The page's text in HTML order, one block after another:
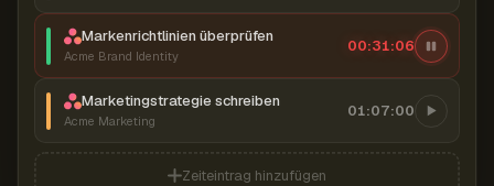
Markenrichtlinien überprüfen
Acme Brand Identity
00:31:07
Marketingstrategie schreiben
Acme Marketing
01:07:00
Zeiteintrag hinzufügen